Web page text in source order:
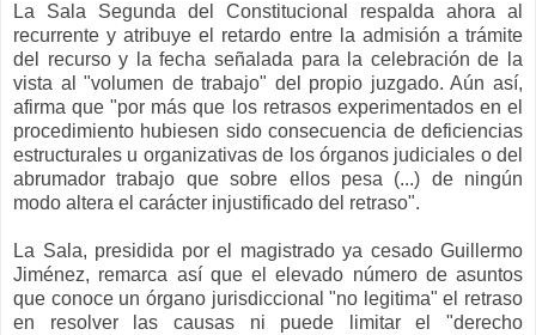
La Sala Segunda del Constitucional respalda ahora al
recurrente y atribuye el retardo entre la admisión a trámite
del recurso y la fecha señalada para la celebración de la
vista al "volumen de trabajo" del propio juzgado. Aún así,
afirma que "por más que los retrasos experimentados en el
procedimiento hubiesen sido consecuencia de deficiencias
estructurales u organizativas de los órganos judiciales o del
abrumador trabajo que sobre ellos pesa (...) de ningún
modo altera el carácter injustificado del retraso".
La Sala, presidida por el magistrado ya cesado Guillermo
Jiménez, remarca así que el elevado número de asuntos
que conoce un órgano jurisdiccional "no legitima" el retraso
en resolver las causas ni puede limitar el "derecho